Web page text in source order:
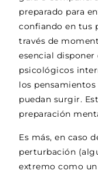
preparado para
confiando en tus
través de
esencial
psicológicos
los
puedan surgir.
preparación
Es más, en caso
perturbación
extremo como